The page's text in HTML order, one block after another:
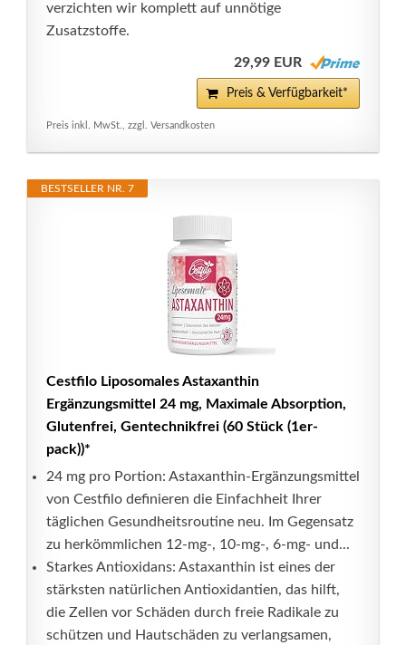
verzichten wir komplett auf unnötige
Zusatzstoffe.
29,99 EUR
Preis & Verfügbarkeit*
Preis inkl. MwSt., zzgl. Versandkosten
BESTSELLER NR. 7
Cestfilo Liposomales Astaxanthin
Ergänzungsmittel 24 mg, Maximale Absorption,
Glutenfrei, Gentechnikfrei (60 Stück (1er-
pack))*
24 mg pro Portion: Astaxanthin-Ergänzungsmittel
von Cestfilo definieren die Einfachheit Ihrer
täglichen Gesundheitsroutine neu. Im Gegensatz
zu herkömmlichen 12-mg-, 10-mg-, 6-mg- und...
Starkes Antioxidans: Astaxanthin ist eines der
stärksten natürlichen Antioxidantien, das hilft,
die Zellen vor Schäden durch freie Radikale zu
schützen und Hautschäden zu verlangsamen,